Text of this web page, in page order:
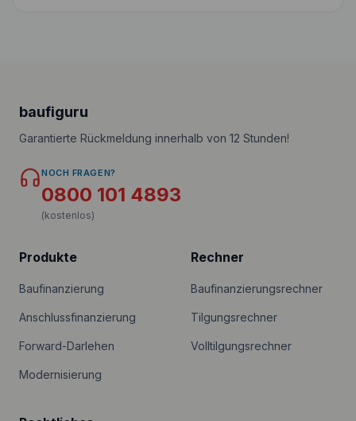
baufiguru
Garantierte Rückmeldung innerhalb von 12 Stunden!
NOCH FRAGEN?
0800 101 4893
(kostenlos)
Produkte
Baufinanzierung
Anschlussfinanzierung
Forward-Darlehen
Modernisierung
Rechner
Baufinanzierungsrechner
Tilgungsrechner
Volltilgungsrechner